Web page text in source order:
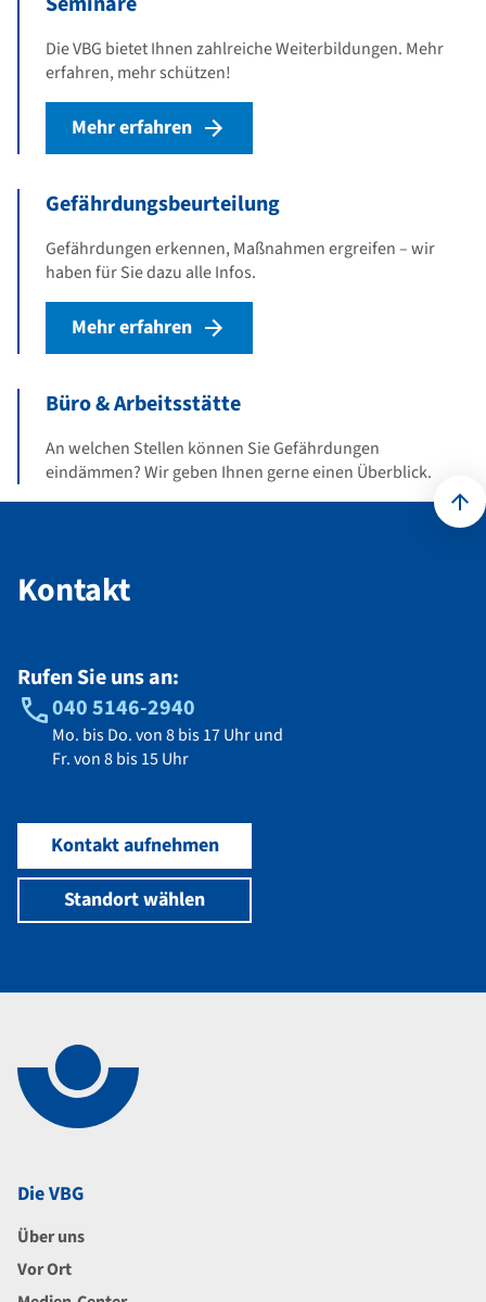
Die VBG bietet Ihnen zahlreiche Weiterbildungen. Mehr
erfahren, mehr schützen!
Mehr erfahren
Gefährdungsbeurteilung
Gefährdungen erkennen, Maßnahmen ergreifen – wir
haben für Sie dazu alle Infos.
Mehr erfahren
Büro & Arbeitsstätte
An welchen Stellen können Sie Gefährdungen
eindämmen? Wir geben Ihnen gerne einen Überblick.
Kontakt
Rufen Sie uns an:
040 5146-2940
Mo. bis Do. von 8 bis 17 Uhr und
Fr. von 8 bis 15 Uhr
Kontakt aufnehmen
Standort wählen
Die VBG
Über uns
Vor Ort